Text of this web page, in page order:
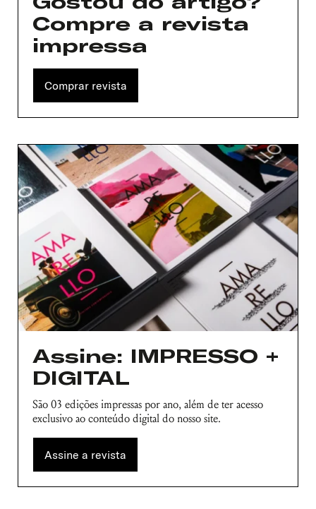
Compre a revista
impressa
Comprar revista
Assine: IMPRESSO +
DIGITAL
São 03 edições impressas por ano, além de ter acesso
exclusivo ao conteúdo digital do nosso site.
Assine a revista